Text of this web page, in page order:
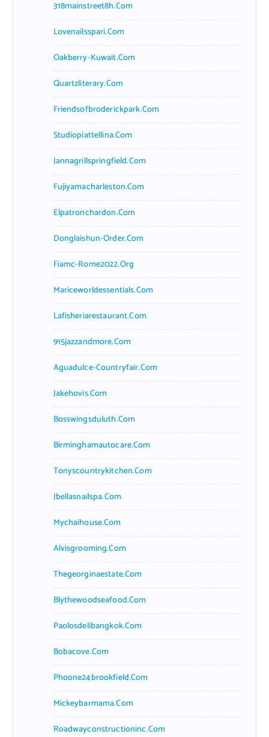
318mainstreet8h.com
Lovenailsspari.com
Oakberry-Kuwait.com
Quartzliterary.com
Friendsofbroderickpark.com
Studiopiattellina.com
Jannagrillspringfield.com
Fujiyamacharleston.com
Elpatronchardon.com
Donglaishun-Order.com
Fiamc-Rome2022.org
Mariceworldessentials.com
Lafisheriarestaurant.com
915jazzandmore.com
Aguadulce-Countryfair.com
Jakehovis.com
Bosswingsduluth.com
Birminghamautocare.com
Tonyscountrykitchen.com
Jbellasnailspa.com
Mychaihouse.com
Alvisgrooming.com
Thegeorginaestate.com
Blythewoodseafood.com
Paolosdelibangkok.com
Bobacove.com
Phoone24brookfield.com
Mickeybarmama.com
Roadwayconstructioninc.com